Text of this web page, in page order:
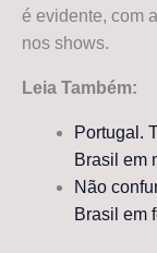
é evidente, com
nos shows.
Leia Também:
Portugal.
Brasil em
Não
Brasil em